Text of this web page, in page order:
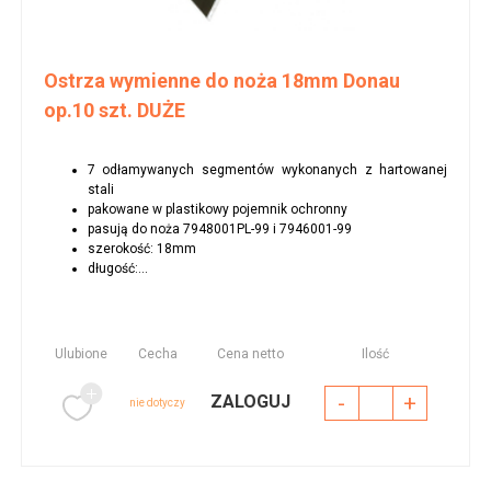
Ostrza wymienne do noża 18mm Donau
op.10 szt. DUŻE
7 odłamywanych segmentów wykonanych z hartowanej
stali
pakowane w plastikowy pojemnik ochronny
pasują do noża 7948001PL-99 i 7946001-99
szerokość: 18mm
długość:...
Ulubione Cecha Cena netto Ilość
nie dotyczy ZALOGUJ - +